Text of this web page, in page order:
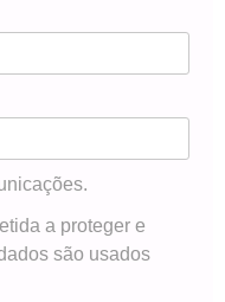
a proteger e
são usados